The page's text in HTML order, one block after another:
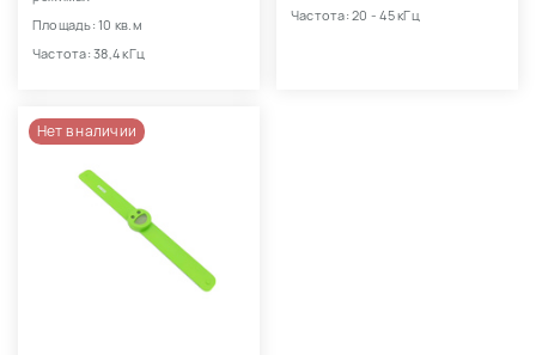
Площадь: 10 кв.м
Частота: 38,4 кГц
Частота: 20 - 45 кГц
Нет в наличии